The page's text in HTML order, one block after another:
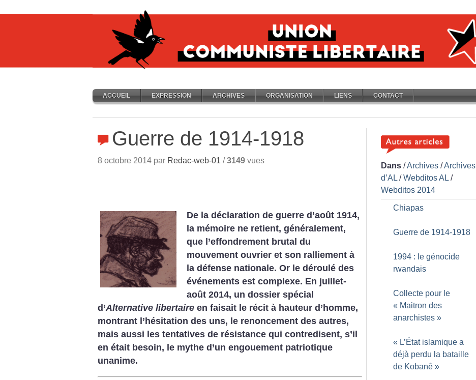
ACCUEIL EXPRESSION ARCHIVES ORGANISATION LIENS CONTACT
Guerre de 1914-1918
8 octobre 2014 par Redac-web-01 /3149 vues
De la déclaration de guerre d’août 1914,
la mémoire ne retient, généralement,
que l’effondrement brutal du
mouvement ouvrier et son ralliement à
la ­défense nationale. Or le déroulé des
événements est complexe. En juillet-
août 2014, un dossier spécial
d’Alternative libertaire en faisait le récit à hauteur d’homme,
montrant l’hésitation des uns, le renoncement des autres,
mais aussi les tentatives de résistance qui contredisent, s’il
en était besoin, le mythe d’un engouement patriotique
unanime.
Dans /Archives /Archives
d’AL /Webditos AL /
Webditos 2014
Chiapas
Guerre de 1914-1918
1994 : le génocide
rwandais
Collecte pour le
« Maitron des
anarchistes »
« L’État islamique a
déjà perdu la bataille
de Kobanê »